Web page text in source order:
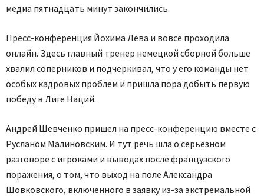
медиа пятнадцать минут закончились.
Пресс-конференция Йохима Лева и вовсе проходила
онлайн. Здесь главный тренер немецкой сборной больше
хвалил соперников и подчеркивал, что у его команды нет
особых кадровых проблем и пришла пора добыть первую
победу в Лиге Наций.
Андрей Шевченко пришел на пресс-конференцию вместе с
Русланом Малиновским. И тут речь шла о серьезном
разговоре с игроками и выводах после французского
поражения, о том, что выход на поле Александра
Шовковского, включенного в заявку из-за экстремальной